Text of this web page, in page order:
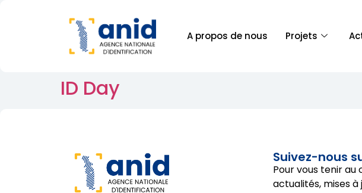
A propos de nous Projets
ID Day
Suivez-nous
Pour vous tenir
actualités, mises à